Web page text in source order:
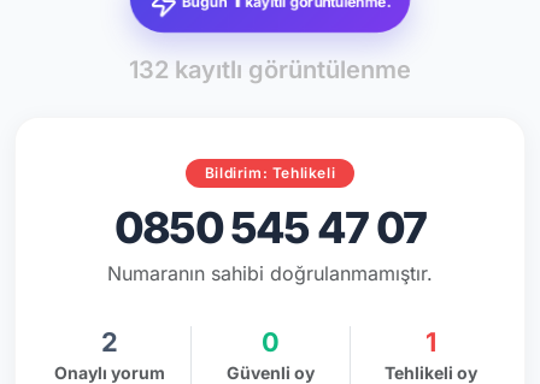
132 kayıtlı görüntülenme
Bildirim: Tehlikeli
0850 545 47 07
Numaranın sahibi doğrulanmamıştır.
2
Onaylı yorum
0
Güvenli oy
1
Tehlikeli oy